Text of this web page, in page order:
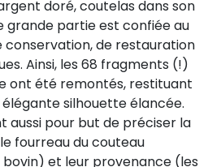
doré, coutelas dans son
grande partie est confiée au
conservation, de restauration
Ainsi, les 68 fragments (!)
ont été remontés, restituant
silhouette élancée.
aussi pour but de préciser la
fourreau du couteau
et leur provenance (les